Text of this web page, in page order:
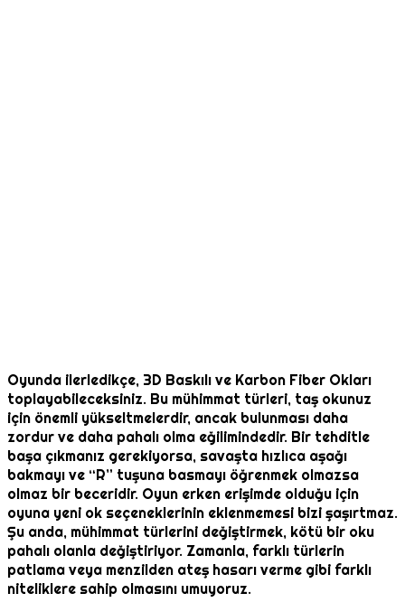
Oyunda ilerledikçe, 3D Baskılı ve Karbon Fiber Okları
toplayabileceksiniz. Bu mühimmat türleri, taş okunuz
için önemli yükseltmelerdir, ancak bulunması daha
zordur ve daha pahalı olma eğilimindedir. Bir tehditle
başa çıkmanız gerekiyorsa, savaşta hızlıca aşağı
bakmayı ve “R” tuşuna basmayı öğrenmek olmazsa
olmaz bir beceridir. Oyun erken erişimde olduğu için
oyuna yeni ok seçeneklerinin eklenmemesi bizi şaşırtmaz.
Şu anda, mühimmat türlerini değiştirmek, kötü bir oku
pahalı olanla değiştiriyor. Zamanla, farklı türlerin
patlama veya menzilden ateş hasarı verme gibi farklı
niteliklere sahip olmasını umuyoruz.